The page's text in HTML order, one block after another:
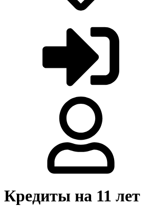
Кредиты на 11 лет